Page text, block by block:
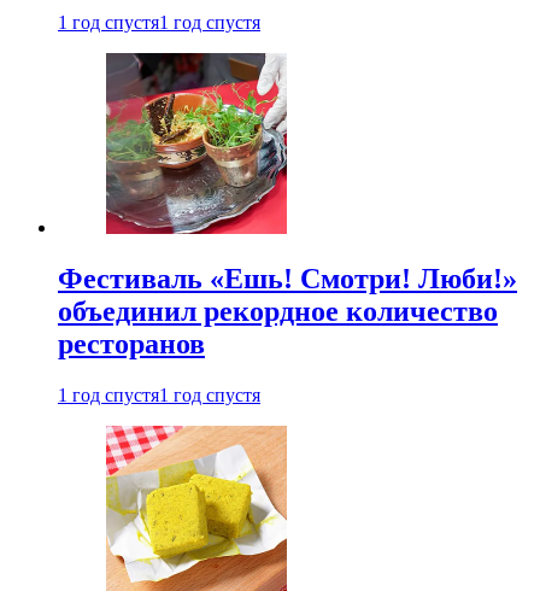
1 год спустя1 год спустя
Фестиваль «Ешь! Смотри! Люби!»
объединил рекордное количество
ресторанов
1 год спустя1 год спустя